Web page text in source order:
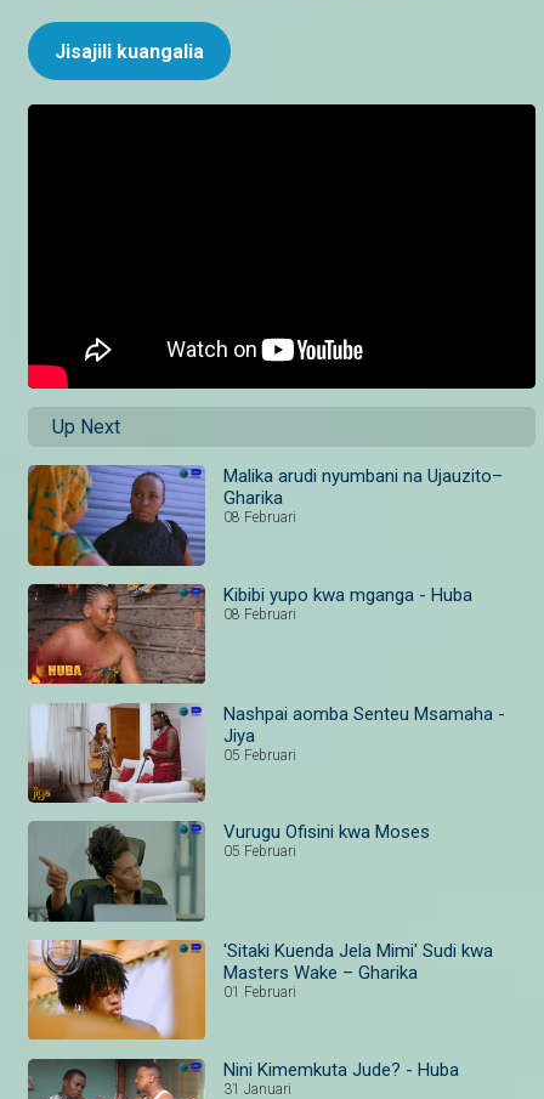
Jisajili kuangalia
Up Next
Malika arudi nyumbani na Ujauzito–
Gharika
08 Februari
Kibibi yupo kwa mganga - Huba
08 Februari
Nashpai aomba Senteu Msamaha -
Jiya
05 Februari
Vurugu Ofisini kwa Moses
05 Februari
'Sitaki Kuenda Jela Mimi' Sudi kwa
Masters Wake – Gharika
01 Februari
Nini Kimemkuta Jude? - Huba
31 Januari